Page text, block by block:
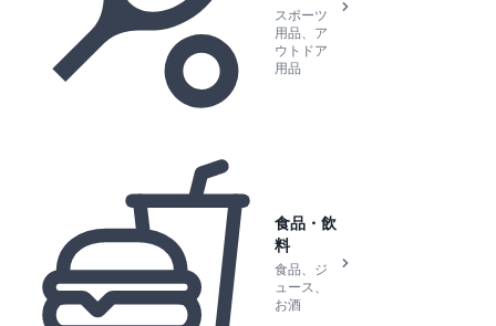
スポーツ
用品、ア
ウトドア
用品
食品・飲
料
食品、ジ
ュース、
お酒